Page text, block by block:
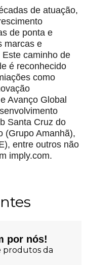
de atuação,
de ponta e
marcas e
caminho de
é reconhecido
como
Avanço Global
Santa Cruz do
(Grupo Amanhã),
entre outros não
imply.com.
por nós!
produtos da